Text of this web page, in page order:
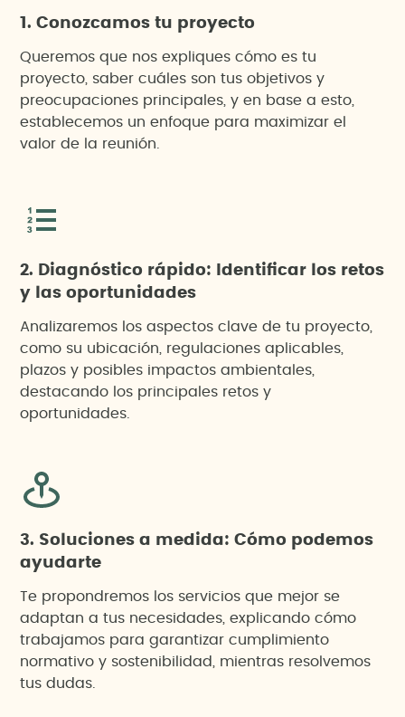
1. Conozcamos tu proyecto
Queremos que nos expliques cómo es tu
proyecto, saber cuáles son tus objetivos y
preocupaciones principales, y en base a esto,
establecemos un enfoque para maximizar el
valor de la reunión.
2. Diagnóstico rápido: Identificar los retos
y las oportunidades
Analizaremos los aspectos clave de tu proyecto,
como su ubicación, regulaciones aplicables,
plazos y posibles impactos ambientales,
destacando los principales retos y
oportunidades.
3. Soluciones a medida: Cómo podemos
ayudarte
Te propondremos los servicios que mejor se
adaptan a tus necesidades, explicando cómo
trabajamos para garantizar cumplimiento
normativo y sostenibilidad, mientras resolvemos
tus dudas.